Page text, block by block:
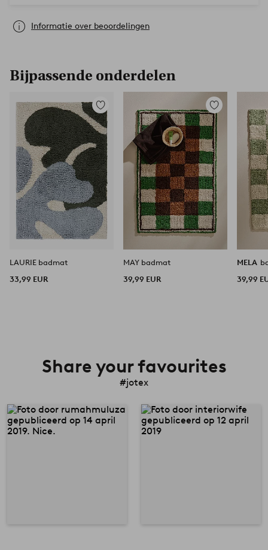
Informatie over beoordelingen
Bijpassende onderdelen
Toevoegen
aan
favorieten
LAURIE badmat
33,99 EUR
Toevoegen
aan
favorieten
MAY badmat
39,99 EUR
MELA
39,99
Share your favourites
#jotex